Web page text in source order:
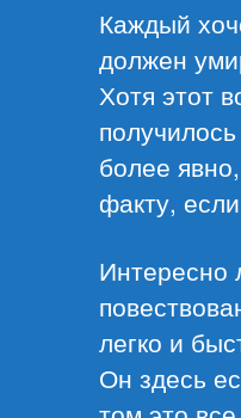
Каждый
должен
Хотя этот
более
факту,
Интересно
легко и
Он здесь